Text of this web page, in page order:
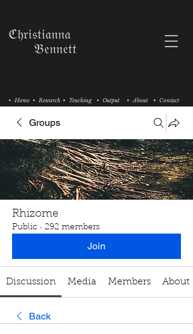
• Research • Teaching
• Home • Output • About • Contact
ℭ𝔥𝔯𝔦𝔰𝔱𝔦𝔞𝔫𝔫𝔞
𝔅𝔢𝔫𝔫𝔢𝔱𝔱
Groups
Rhizome
Public · 292 members
Join
Discussion Media Members About
Back